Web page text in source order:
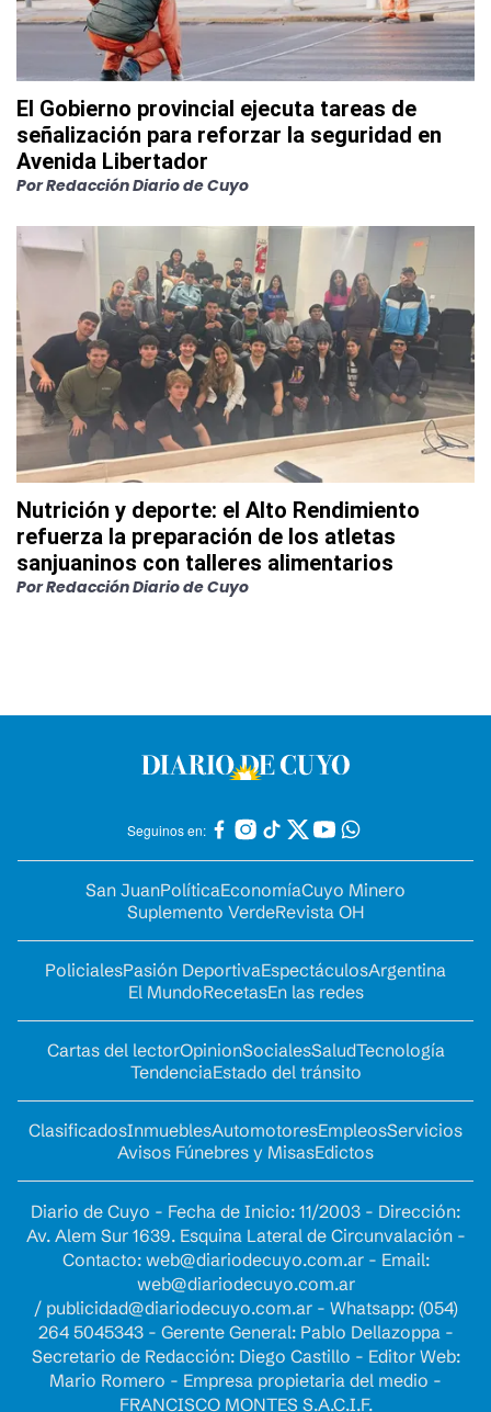
El Gobierno provincial ejecuta tareas de
señalización para reforzar la seguridad en
Avenida Libertador
PorRedacción Diario de Cuyo
Nutrición y deporte: el Alto Rendimiento
refuerza la preparación de los atletas
sanjuaninos con talleres alimentarios
PorRedacción Diario de Cuyo
Seguinos en:
San JuanPolíticaEconomíaCuyo Minero
Suplemento VerdeRevista OH
PolicialesPasión DeportivaEspectáculosArgentina
El MundoRecetasEn las redes
Cartas del lectorOpinionSocialesSaludTecnología
TendenciaEstado del tránsito
ClasificadosInmueblesAutomotoresEmpleosServicios
Avisos Fúnebres y MisasEdictos
Diario de Cuyo - Fecha de Inicio: 11/2003 - Dirección:
Av. Alem Sur 1639. Esquina Lateral de Circunvalación -
Contacto: web@diariodecuyo.com.ar- Email:
web@diariodecuyo.com.ar
/ publicidad@diariodecuyo.com.ar- Whatsapp: (054)
264 5045343 - Gerente General: Pablo Dellazoppa -
Secretario de Redacción: Diego Castillo - Editor Web:
Mario Romero - Empresa propietaria del medio -
FRANCISCO MONTES S.A.C.I.F.